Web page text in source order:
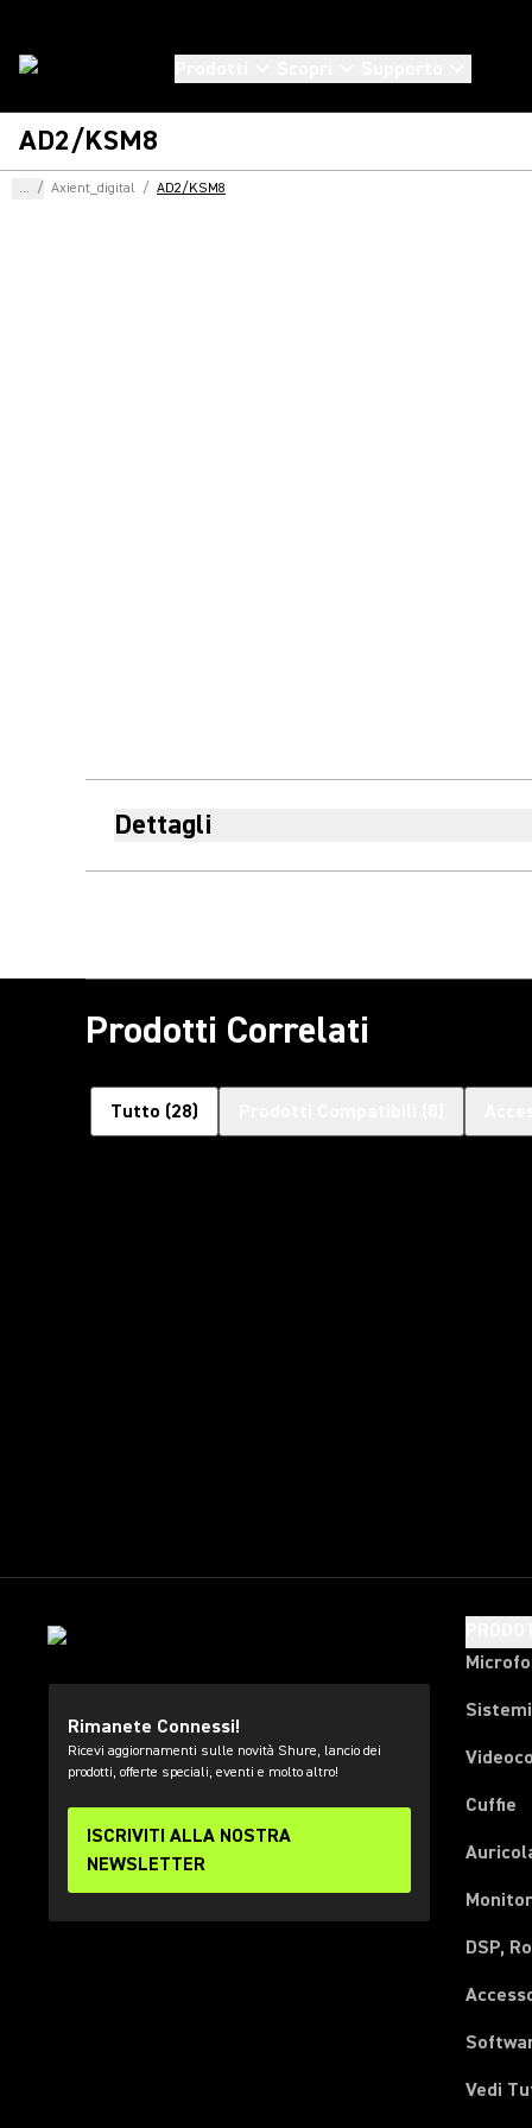
AD2/KSM8
... / Axient_digital / AD2/KSM8
Dettagli
Prodotti Correlati
Tutto (28)
Rimanete Connessi!
Ricevi aggiornamenti sulle novità Shure, lancio dei
prodotti, offerte speciali, eventi e molto altro!
ISCRIVITI ALLA NOSTRA
NEWSLETTER
Cuffie
DSP,
Vedi